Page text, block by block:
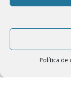
Política de